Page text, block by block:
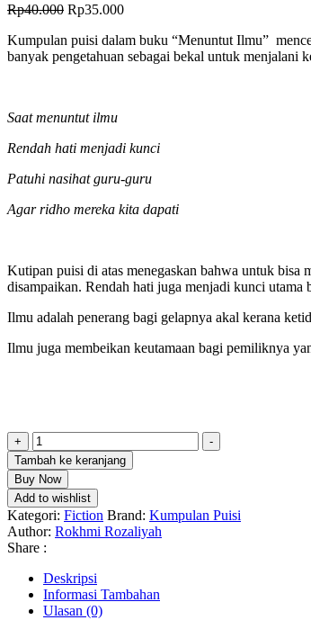
Rp40.000 Harga
adalah:
Rp40.000.
Rp35.000Harga
ini
adalah:
Kumpulan puisi dalam buku “Menuntut Ilmu”
banyak pengetahuan sebagai bekal untuk menjalani
Saat menuntut ilmu
Rendah hati menjadi kunci
Patuhi nasihat guru-guru
Agar ridho mereka kita dapati
Kutipan puisi di atas menegaskan bahwa untuk bisa
disampaikan. Rendah hati juga menjadi kunci utama
Ilmu adalah penerang bagi gelapnya akal kerana
Ilmu juga membeikan keutamaan bagi pemiliknya
+
Kuantitas
Kumpulan
Puisi
Menuntut
Ilmu
-
Tambah ke keranjang
Buy Now
Add to wishlist
Kategori: Fiction Brand: Kumpulan Puisi
Author: Rokhmi Rozaliyah
Share :
Deskripsi
Informasi Tambahan
Ulasan (0)